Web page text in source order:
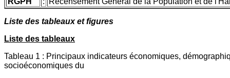
Liste des tableaux et figures
Liste des tableaux
Tableau 1 : Principaux indicateurs économiques,
socioéconomiques du